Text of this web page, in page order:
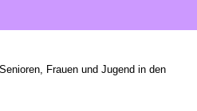
Frauen und Jugend in den